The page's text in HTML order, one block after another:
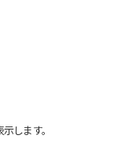
します。